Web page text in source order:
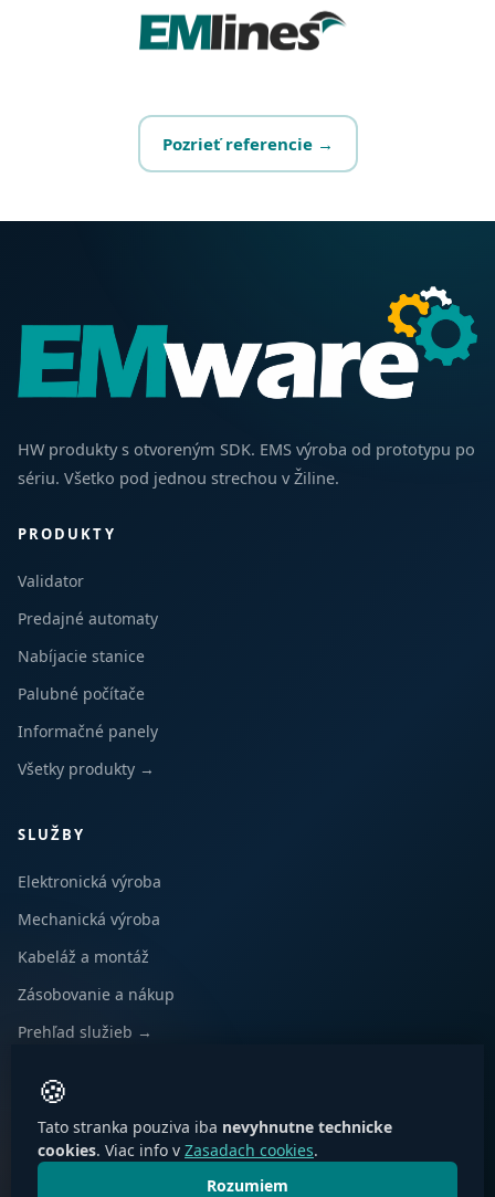
Pozrieť referencie →
HW produkty s otvoreným SDK. EMS výroba od prototypu po
sériu. Všetko pod jednou strechou v Žiline.
PRODUKTY
Validator
Predajné automaty
Nabíjacie stanice
Palubné počítače
Informačné panely
Všetky produkty →
SLUŽBY
Elektronická výroba
Mechanická výroba
Kabeláž a montáž
Zásobovanie a nákup
Prehľad služieb →
KONTAKT
Bánovská cesta 2834/7
010 01 Žilina, Slovensko
🍪
Tato stranka pouziva iba nevyhnutne technicke
cookies. Viac info v Zasadach cookies.
Rozumiem